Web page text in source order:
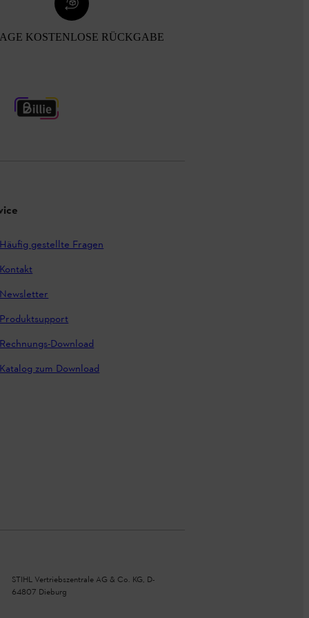
KOSTENLOSE RÜCKGABE
Häufig gestellte Fragen
Kontakt
Newsletter
Produktsupport
Rechnungs-Download
Katalog zum Download
STIHL Vertriebszentrale AG & Co. KG, D-
64807 Dieburg